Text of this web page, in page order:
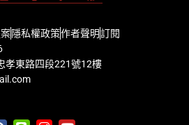
隱私權政策作者聲明訂閱
孝東路四段221號12樓